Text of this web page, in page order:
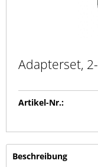
Adapterset,
Artikel-Nr.:
Beschreibung